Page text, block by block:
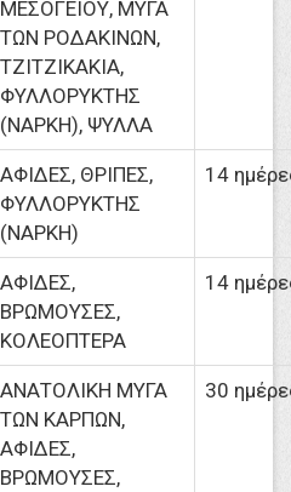
ΜΕΣΟΓΕΙΟΥ, ΜΥΓΑ
ΤΩΝ ΡΟΔΑΚΙΝΩΝ,
ΤΖΙΤΖΙΚΑΚΙΑ,
ΦΥΛΛΟΡΥΚΤΗΣ
(ΝΑΡΚΗ), ΨΥΛΛΑ
ΑΦΙΔΕΣ, ΘΡΙΠΕΣ,
ΦΥΛΛΟΡΥΚΤΗΣ
(ΝΑΡΚΗ)
14
ΑΦΙΔΕΣ,
ΒΡΩΜΟΥΣΕΣ,
ΚΟΛΕΟΠΤΕΡΑ
14
ΑΝΑΤΟΛΙΚΗ ΜΥΓΑ
ΤΩΝ ΚΑΡΠΩΝ,
ΑΦΙΔΕΣ,
ΒΡΩΜΟΥΣΕΣ,
30